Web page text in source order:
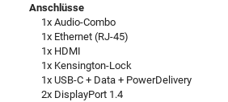
Anschlüsse
1x Audio-Combo
1x Ethernet (RJ-45)
1x HDMI
1x Kensington-Lock
1x USB-C + Data + PowerDelivery
2x DisplayPort 1.4